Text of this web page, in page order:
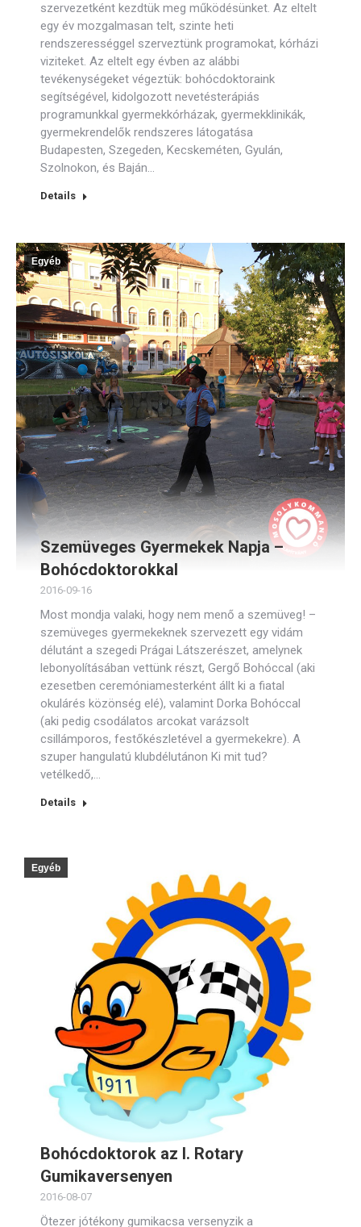
szervezetként kezdtük meg működésünket. Az eltelt
egy év mozgalmasan telt, szinte heti
rendszerességgel szerveztünk programokat, kórházi
viziteket. Az eltelt egy évben az alábbi
tevékenységeket végeztük: bohócdoktoraink
segítségével, kidolgozott nevetésterápiás
programunkkal gyermekkórházak, gyermekklinikák,
gyermekrendelők rendszeres látogatása
Budapesten, Szegeden, Kecskeméten, Gyulán,
Szolnokon, és Baján…
Details
Egyéb
Szemüveges Gyermekek Napja –
Bohócdoktorokkal
2016-09-16
Most mondja valaki, hogy nem menő a szemüveg! –
szemüveges gyermekeknek szervezett egy vidám
délutánt a szegedi Prágai Látszerészet, amelynek
lebonyolításában vettünk részt, Gergő Bohóccal (aki
ezesetben ceremóniamesterként állt ki a fiatal
okulárés közönség elé), valamint Dorka Bohóccal
(aki pedig csodálatos arcokat varázsolt
csillámporos, festőkészletével a gyermekekre). A
szuper hangulatú klubdélutánon Ki mit tud?
vetélkedő,…
Details
Egyéb
Bohócdoktorok az I. Rotary
Gumikaversenyen
2016-08-07
Ötezer jótékony gumikacsa versenyzik a